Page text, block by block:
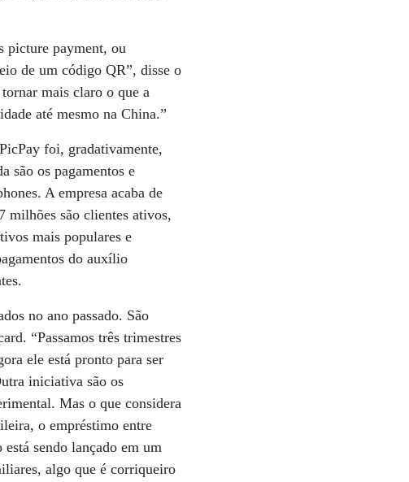
picture payment, ou
de um código QR”, disse o
mais claro o que a
até mesmo na China.”
foi, gradativamente,
são os pagamentos e
A empresa acaba de
milhões são clientes ativos,
mais populares e
do auxílio
no ano passado. São
“Passamos três trimestres
ele está pronto para ser
iniciativa são os
Mas o que considera
o empréstimo entre
sendo lançado em um
algo que é corriqueiro